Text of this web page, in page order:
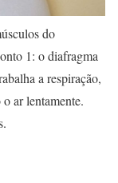
do
1: o diafragma
a respiração,
ar lentamente.